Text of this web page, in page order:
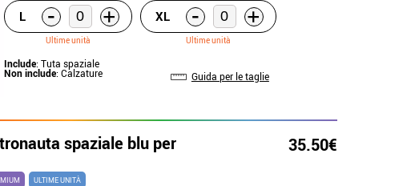
L - +
Ultime unità
XL - +
Ultime unità
Include: Tuta spaziale
Non include: Calzature Guida per le taglie
spaziale blu per 35.50€
ULTIME UNITÀ